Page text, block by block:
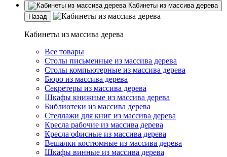
Кабинеты из массива дерева
Назад
Кабинеты из массива дерева
Все товары
Столы письменные из массива дерева
Столы компьютерные из массива дерева
Бюро из массива дерева
Секретеры из массива дерева
Шкафы книжные из массива дерева
Библиотеки из массива дерева
Стеллажи для книг из массива дерева
Кресла рабочие из массива дерева
Кресла офисные из массива дерева
Вешалки костюмные из массива дерева
Шкафы винные из массива дерева